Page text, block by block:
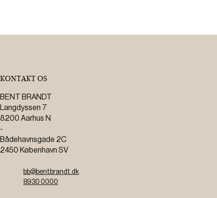
KONTAKT OS
BENT BRANDT
Langdyssen 7
8200 Aarhus N
-
Bådehavnsgade 2C
2450 København SV
bb@bentbrandt.dk
8930 0000